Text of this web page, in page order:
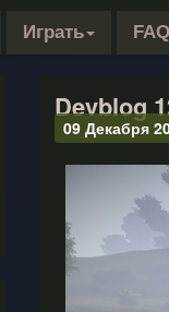
Играть FAQ
Devblog
09 Декабря